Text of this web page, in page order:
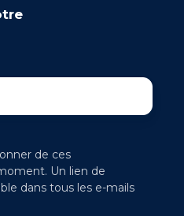
de ces
Un lien de
dans tous les e-mails